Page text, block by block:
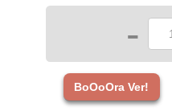
-
BoOoOra Ver!